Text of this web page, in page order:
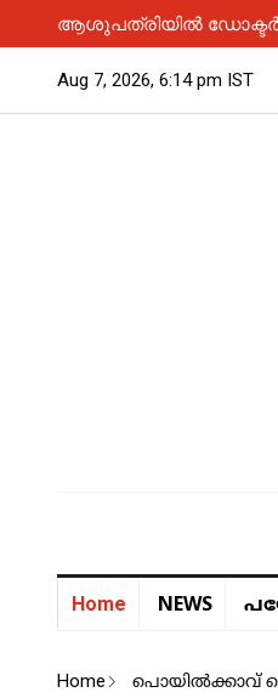
ആശുപത്രിയിൽ ഡോക്ടർ
Aug 7, 2026, 6:14 pm IST
Home NEWS
Home ​പൊയില്‍ക്കാവ്